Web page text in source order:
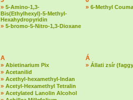
» 5-Amino-1,3-
Bis(Ethylhexyl)-5-Methyl-
Hexahydropyridin
» 5-bromo-5-Nitro-1,3-Dioxane
» 6-Methyl
A
» Abietinarium Pix
» Acetanilid
» Acethyl-hexamethyl-Indan
» Acetyl-Hexamethyl Tetralin
» Acetylated Lanolin Alcohol
Á
» Állati zsír